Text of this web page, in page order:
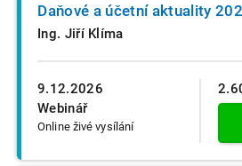
9.12.2026
Webinář
Online živé vysílání
Daňové a účetní aktuality
Ing. Jiří Klíma